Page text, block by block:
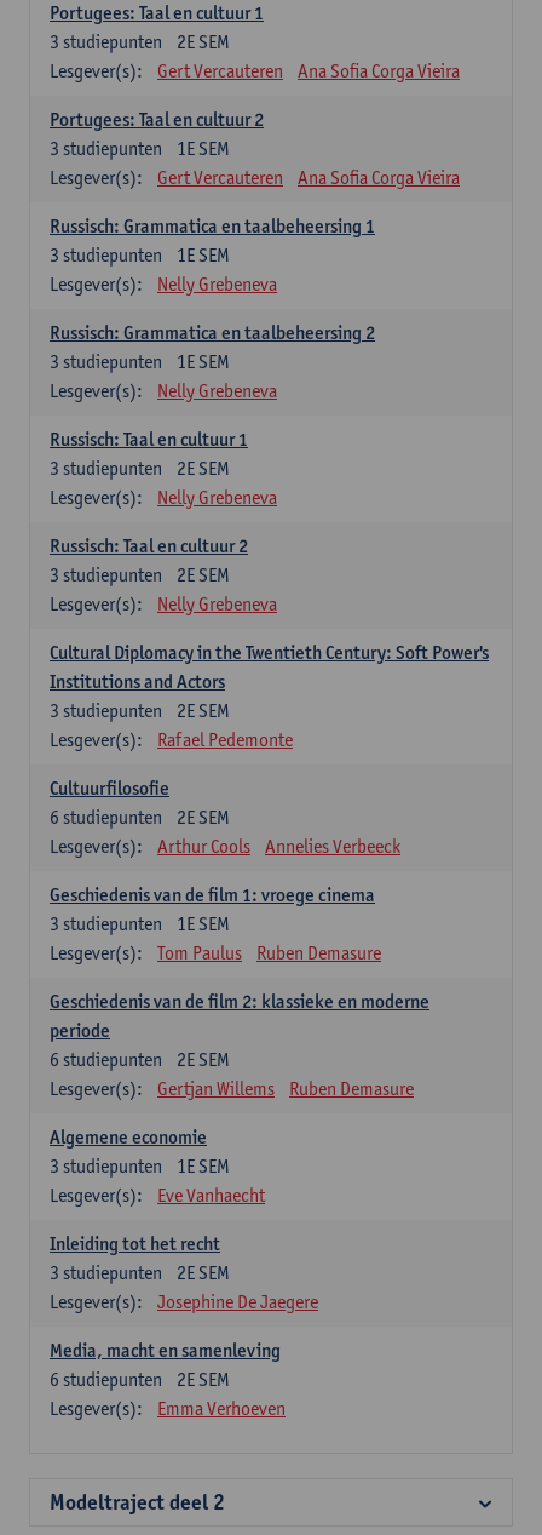
Portugees: Taal en cultuur 1
2E SEM
3 studiepunten
Lesgever(s):
Gert Vercauteren Ana Sofia Corga Vieira
Portugees: Taal en cultuur 2
1E SEM
3 studiepunten
Lesgever(s):
Gert Vercauteren Ana Sofia Corga Vieira
Russisch: Grammatica en taalbeheersing 1
1E SEM
3 studiepunten
Lesgever(s):
Nelly Grebeneva
Russisch: Grammatica en taalbeheersing 2
1E SEM
3 studiepunten
Lesgever(s):
Nelly Grebeneva
Russisch: Taal en cultuur 1
2E SEM
3 studiepunten
Lesgever(s):
Nelly Grebeneva
Russisch: Taal en cultuur 2
2E SEM
3 studiepunten
Lesgever(s):
Nelly Grebeneva
Cultural Diplomacy in the Twentieth Century: Soft Power's
Institutions and Actors
2E SEM
3 studiepunten
Lesgever(s):
Rafael Pedemonte
Cultuurfilosofie
2E SEM
6 studiepunten
Lesgever(s):
Arthur Cools Annelies Verbeeck
Geschiedenis van de film 1: vroege cinema
1E SEM
3 studiepunten
Lesgever(s):
Tom Paulus Ruben Demasure
Geschiedenis van de film 2: klassieke en moderne
periode
2E SEM
6 studiepunten
Lesgever(s):
Gertjan Willems Ruben Demasure
Algemene economie
1E SEM
3 studiepunten
Lesgever(s):
Eve Vanhaecht
Inleiding tot het recht
2E SEM
3 studiepunten
Lesgever(s):
Josephine De Jaegere
Media, macht en samenleving
2E SEM
6 studiepunten
Lesgever(s):
Emma Verhoeven
Modeltraject deel 2